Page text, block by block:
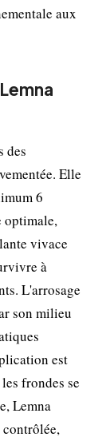
aux
des
Elle
6
optimale,
vivace
à
L'arrosage
son milieu
est
frondes se
Lemna